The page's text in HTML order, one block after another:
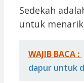
Sedekah
untuk
WAJIB BACA :
dapur untuk